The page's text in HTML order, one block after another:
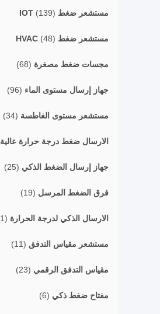
مستشعر ضغط IOT (139)
مستشعر ضغط HVAC (48)
مجسات ضغط مصغرة (68)
جهاز إرسال مستوى الماء (96)
مستشعر مستوى الغاطسة (34)
الارسال ضغط درجة حرارة عالية
جهاز إرسال الضغط الذكي (25)
فرق الضغط المرسل (19)
الارسال الذكي لدرجة الحرارة (11)
مستشعر مقياس التدفق (11)
مقياس التدفق الرقمي (23)
مفتاح ضغط ذكي (6)